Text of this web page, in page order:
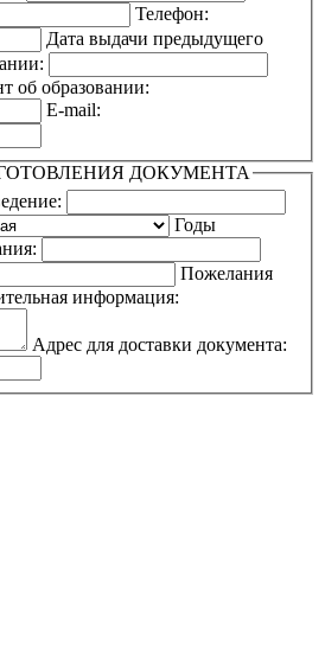
Телефон:
Дата выдачи предыдущего
об образовании:
E-mail:
ДОКУМЕНТА
Годы
Пожелания
информация:
Адрес для доставки документа: